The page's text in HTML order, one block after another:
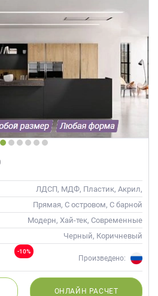
ЛДСП, МДФ, Пластик, Акрил,
Пленка, Alvic / УФ лак,
Матовые, Эмаль, Шпон
Прямая, С островом, С барной
стойкой
Модерн, Хай-тек, Современные
Черный, Коричневый
-10%
Произведено:
ОНЛАЙН РАСЧЕТ